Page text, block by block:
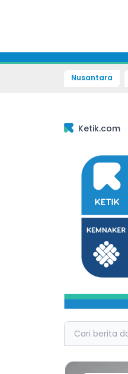
Nusantara
Ketik.com
Search